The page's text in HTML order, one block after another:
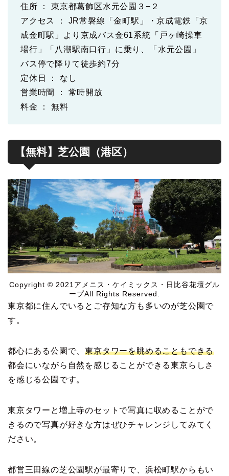
住所 ： 東京都葛飾区水元公園３−２
アクセス ： JR常磐線「金町駅」・京成電鉄「京
成金町駅」より京成バス金61系統「戸ヶ崎操車
場行」「八潮駅南口行」に乗り、「水元公園」
バス停で降りて徒歩約7分
定休日 ： なし
営業時間 ： 常時開放
料金 ： 無料
【無料】芝公園（港区）
Copyright © 2021アメニス・ケイミックス・日比谷花壇グル
ープAll Rights Reserved.
東京都に住んでいるとご存知な方も多いのが芝公園で
す。
都心にある公園で、東京タワーを眺めることもできる
都会にいながら自然を感じることができる東京らしさ
を感じる公園です。
東京タワーと増上寺のセットで写真に収めることがで
きるので写真が好きな方はぜひチャレンジしてみてく
ださい。
都営三田線の芝公園駅が最寄りで、浜松町駅からもい